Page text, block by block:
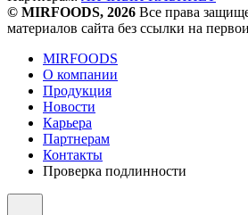
© MIRFOODS, 2026 Все права
материалов сайта без ссылки на
MIRFOODS
О компании
Продукция
Новости
Карьера
Партнерам
Контакты
Проверка подлинности